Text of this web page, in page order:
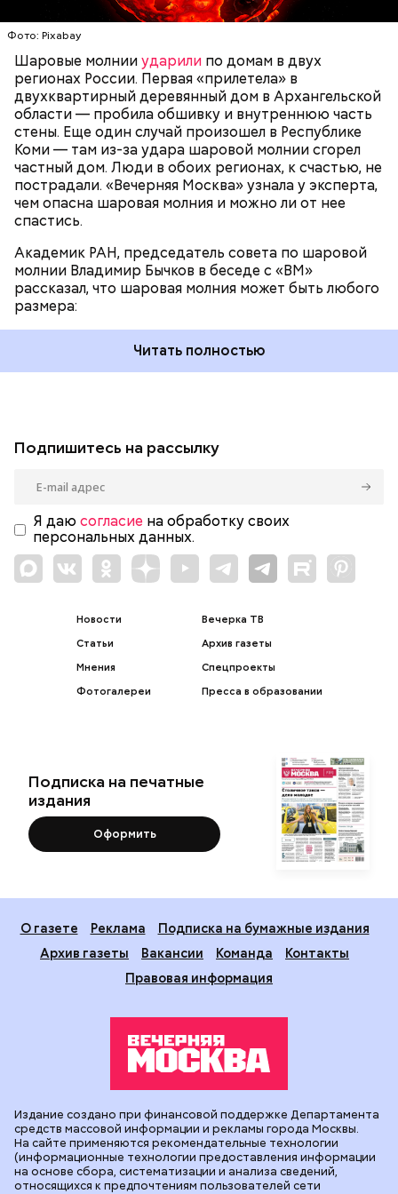
Фото: Pixabay
Шаровые молнииударили по домам в двух
регионах России. Первая «прилетела» в
двухквартирный деревянный дом в Архангельской
области — пробила обшивку и внутреннюю часть
стены. Еще один случай произошел в Республике
Коми — там из-за удара шаровой молнии сгорел
частный дом. Люди в обоих регионах, к счастью, не
пострадали. «Вечерняя Москва» узнала у эксперта,
чем опасна шаровая молния и можно ли от нее
спастись.
Академик РАН, председатель совета по шаровой
молнии Владимир Бычков в беседе с «ВМ»
рассказал, что шаровая молния может быть любого
размера:
следов. Она как капля стекает, растекается. Может
и в окно влезть, причем в двухметровое.
Сжимается, как воздушный шар, и проходит.
Читать полностью
УЧЕНЫЕ МОЛНИИ ПОГОДА
Подпишитесь на рассылку
Я даю согласие на обработку своих
персональных данных.
Новости
Статьи
Мнения
Фотогалереи
Вечерка ТВ
Архив газеты
Спецпроекты
Пресса в образовании
Подписка на печатные
издания
Оформить
О газете Реклама
Подписка на бумажные издания
Архив газеты
Вакансии Команда
Контакты
Правовая информация
Издание создано при финансовой поддержке Департамента
средств массовой информации и рекламы города Москвы.
На сайте применяются рекомендательные технологии
(информационные технологии предоставления информации
на основе сбора, систематизации и анализа сведений,
относящихся к предпочтениям пользователей сети